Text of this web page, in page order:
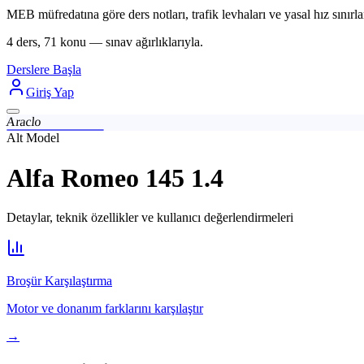
MEB müfredatına göre ders notları, trafik levhaları ve yasal hız
4 ders, 71 konu — sınav ağırlıklarıyla.
Derslere Başla
Giriş Yap
Araclo
Alt Model
Alfa Romeo 145 1.4
Detaylar, teknik özellikler ve kullanıcı değerlendirmeleri
Broşür Karşılaştırma
Motor ve donanım farklarını karşılaştır
→